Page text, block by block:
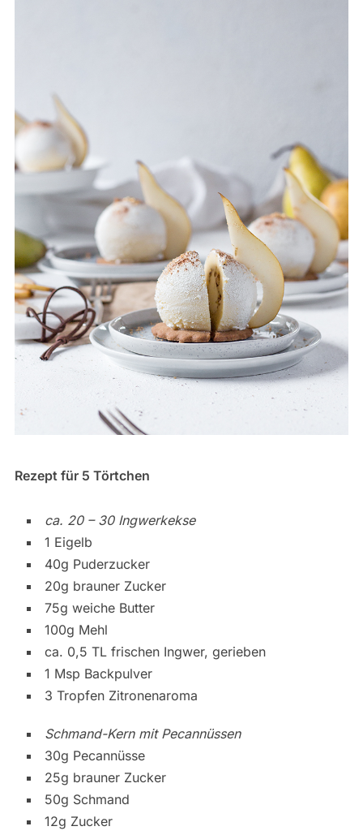
Rezept für 5 Törtchen
ca. 20 – 30 Ingwerkekse
1 Eigelb
40g Puderzucker
20g brauner Zucker
75g weiche Butter
100g Mehl
ca. 0,5 TL frischen Ingwer, gerieben
1 Msp Backpulver
3 Tropfen Zitronenaroma
Schmand-Kern mit Pecannüssen
30g Pecannüsse
25g brauner Zucker
50g Schmand
12g Zucker